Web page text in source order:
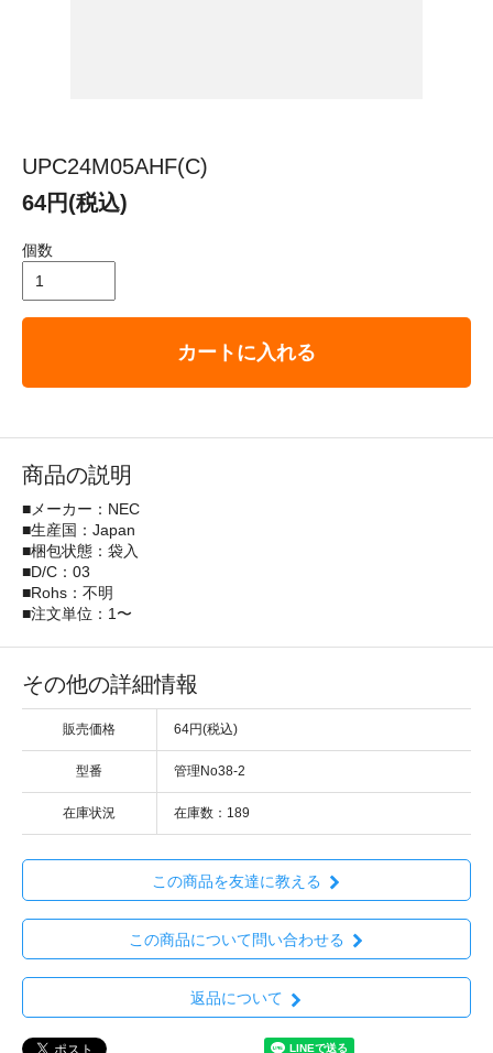
UPC24M05AHF(C)
64円(税込)
個数
カートに入れる
商品の説明
■メーカー：NEC
■生産国：Japan
■梱包状態：袋入
■D/C：03
■Rohs：不明
■注文単位：1〜
その他の詳細情報
販売価格 64円(税込)
型番 管理No38-2
在庫状況 在庫数：189
この商品を友達に教える
この商品について問い合わせる
返品について